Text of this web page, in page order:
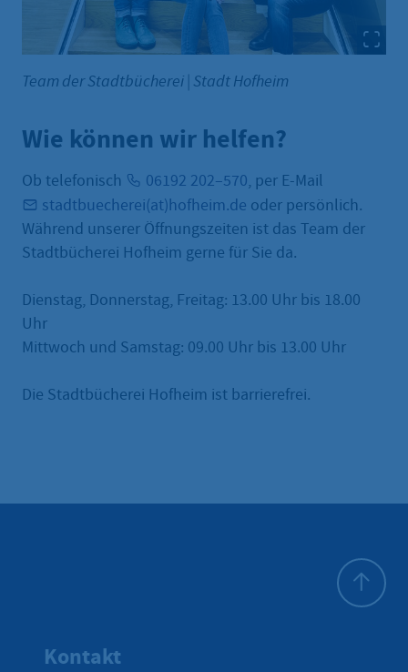
Team der Stadtbücherei | Stadt Hofheim
Wie können wir helfen?
Ob telefonisch 06192 202–570, per E-Mail
stadtbuecherei(at)hofheim.de oder persönlich.
Während unserer Öffnungszeiten ist das Team der
Stadtbücherei Hofheim gerne für Sie da.
Dienstag, Donnerstag, Freitag: 13.00 Uhr bis 18.00
Uhr
Mittwoch und Samstag: 09.00 Uhr bis 13.00 Uhr
Die Stadtbücherei Hofheim ist barrierefrei.
Kontakt